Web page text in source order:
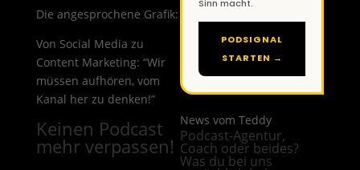
Die angesprochene Grafik:
Von Social Media zu
Content Marketing: “Wir
müssen aufhören, vom
Kanal her zu denken!”
Keinen Podcast
mehr verpassen!
Sinn macht.
PODSIGNAL
STARTEN →
News vom Teddy
Podcast-Agentur,
Coach oder beides?
Was du bei uns